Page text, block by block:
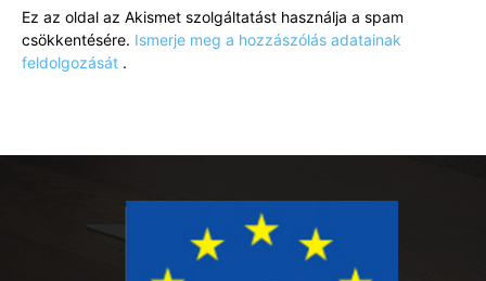
Ez az oldal az Akismet szolgáltatást használja a spam
csökkentésére. Ismerje meg a hozzászólás adatainak
feldolgozását .